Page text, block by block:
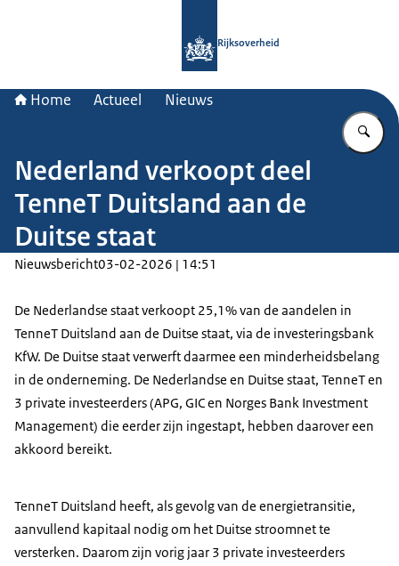
Rijksoverheid
Home Actueel Nieuws
Nederland verkoopt deel
TenneT Duitsland aan de
Duitse staat
Nieuwsbericht03-02-2026 | 14:51
De Nederlandse staat verkoopt 25,1% van de aandelen in
TenneT Duitsland aan de Duitse staat, via de investeringsbank
KfW. De Duitse staat verwerft daarmee een minderheidsbelang
in de onderneming. De Nederlandse en Duitse staat, TenneT en
3 private investeerders (APG, GIC en Norges Bank Investment
Management) die eerder zijn ingestapt, hebben daarover een
akkoord bereikt.
TenneT Duitsland heeft, als gevolg van de energietransitie,
aanvullend kapitaal nodig om het Duitse stroomnet te
versterken. Daarom zijn vorig jaar 3 private investeerders